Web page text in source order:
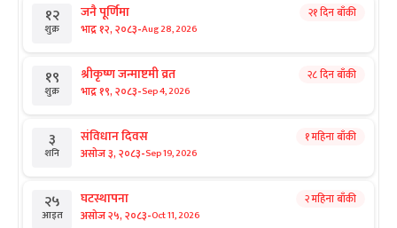
१२
शुक्र
जनै पूर्णिमा
भाद्र १२, २०८३-Aug 28, 2026
२१ दिन बाँकी
१९
शुक्र
श्रीकृष्ण जन्माष्टमी व्रत
भाद्र १९, २०८३-Sep 4, 2026
२८ दिन बाँकी
३
शनि
संविधान दिवस
असोज ३, २०८३-Sep 19, 2026
१ महिना बाँकी
२५
आइत
घटस्थापना
असोज २५, २०८३-Oct 11, 2026
२ महिना बाँकी